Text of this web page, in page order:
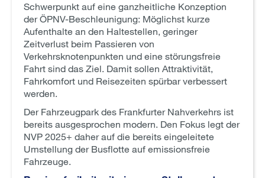
Schwerpunkt auf eine ganzheitliche Konzeption
der ÖPNV-Beschleunigung: Möglichst kurze
Aufenthalte an den Haltestellen, geringer
Zeitverlust beim Passieren von
Verkehrsknotenpunkten und eine störungsfreie
Fahrt sind das Ziel. Damit sollen Attraktivität,
Fahrkomfort und Reisezeiten spürbar verbessert
werden.
Der Fahrzeugpark des Frankfurter Nahverkehrs ist
bereits ausgesprochen modern. Den Fokus legt der
NVP 2025+ daher auf die bereits eingeleitete
Umstellung der Busflotte auf emissionsfreie
Fahrzeuge.